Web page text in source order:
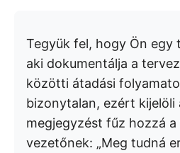
Tegyük fel, hogy Ön egy
aki dokumentálja a
közötti átadási
bizonytalan, ezért kijelöli
megjegyzést fűz hozzá
vezetőnek: „Meg tudná